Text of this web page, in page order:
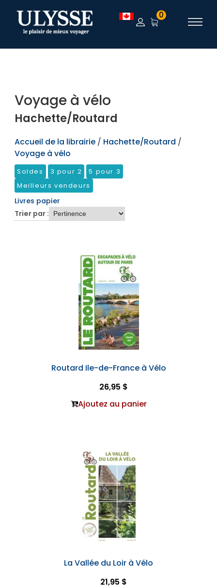
TEST 0
Voyage à vélo
Hachette/Routard
Accueil de la librairie / Hachette/Routard /
Voyage à vélo
Soldes 3 pour 2
5 pour 3
Meilleurs vendeurs
Livres papier
Trier par :
Routard Ile-de-France à Vélo
26,95 $
Ajoutez au panier
La Vallée du Loir à Vélo
21,95 $